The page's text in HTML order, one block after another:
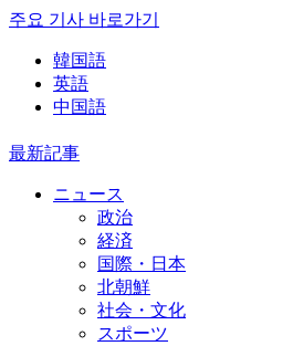
주요 기사 바로가기
韓国語
英語
中国語
最新記事
ニュース
政治
経済
国際・日本
北朝鮮
社会・文化
スポーツ